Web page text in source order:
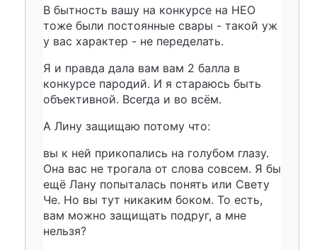
В бытность вашу на конкурсе на НЕО
тоже были постоянные свары - такой уж
у вас характер - не переделать.
Я и правда дала вам вам 2 балла в
конкурсе пародий. И я стараюсь быть
объективной. Всегда и во всём.
А Лину защищаю потому что:
вы к ней прикопались на голубом глазу.
Она вас не трогала от слова совсем. Я бы
ещё Лану попыталась понять или Свету
Че. Но вы тут никаким боком. То есть,
вам можно защищать подруг, а мне
нельзя?